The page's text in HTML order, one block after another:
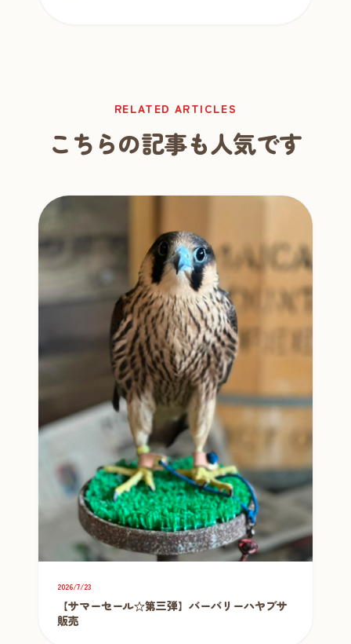
RELATED ARTICLES
こちらの記事も人気です
2026/7/23
【サマーセール☆第三弾】バーバリーハヤブサ
販売